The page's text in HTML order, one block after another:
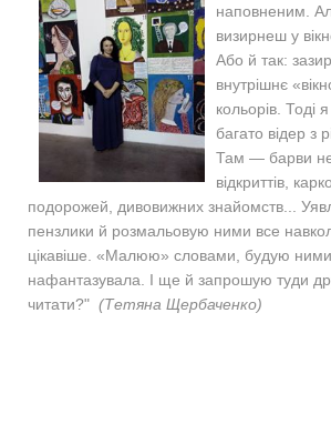
наповненим.
визирнеш у
Або й так:
внутрішнє
кольорів.
багато відер з
Там — барви
відкриттів,
подорожей, дивовижних знайомств...
пензлики й розмальовую ними все
цікавіше. «Малюю» словами, будую ними
нафантазувала. І ще й запрошую туди
читати?" (Тетяна Щербаченко)